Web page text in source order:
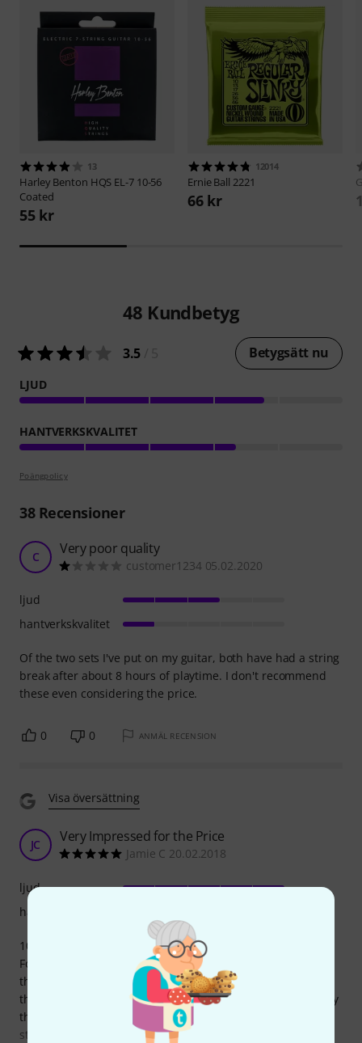
13
Harley Benton HQS EL-7 10-56
Coated
55 kr
12014
Ernie Ball 2221
66 kr
48 Kundbetyg
3.5 Betygsätt nu
LJUD
HANTVERKSKVALITET
Poängpolicy
38Recensioner
C Very poor quality
customer1234 05.02.2020
Of the two sets I've put on my guitar, both have had a string
break after about 8 hours of playtime. I don't recommend
these even considering the price.
ljud
hantverkskvalitet
0 0 ANMÄL RECENSION
Visa översättning
JC Very Impressed for the Price
Jamie C 20.02.2018
10 - 64
For the price, I'm very impressed with these strings. Given
the price of certain brands, there is an expectation that
those costing less will somehow be inferior. So far, I can say
that this is not the case. However, realistically, strings are
strings, and differences between brands are negligible.
ljud
hantverkskvalitet